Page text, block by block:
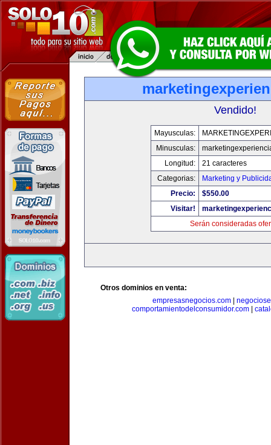
Vendido!
Mayusculas:
Minusculas:
Longitud:
21 caracteres
Categorias:
Marketing y
Precio:
$550.00
Visitar!
Serán consideradas
Otros dominios en venta:
empresasnegocios.com|
comportamientodelconsumidor.com|